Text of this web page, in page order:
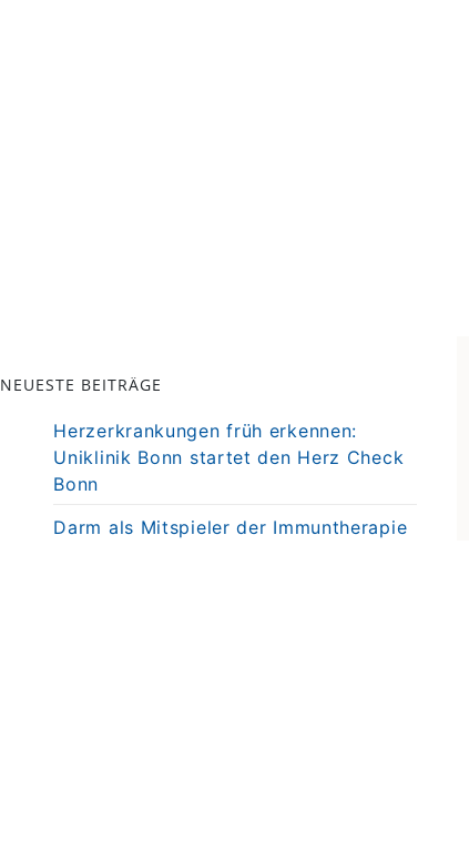
NEUESTE BEITRÄGE
Herzerkrankungen früh erkennen:
Uniklinik Bonn startet den Herz Check
Bonn
Darm als Mitspieler der Immuntherapie